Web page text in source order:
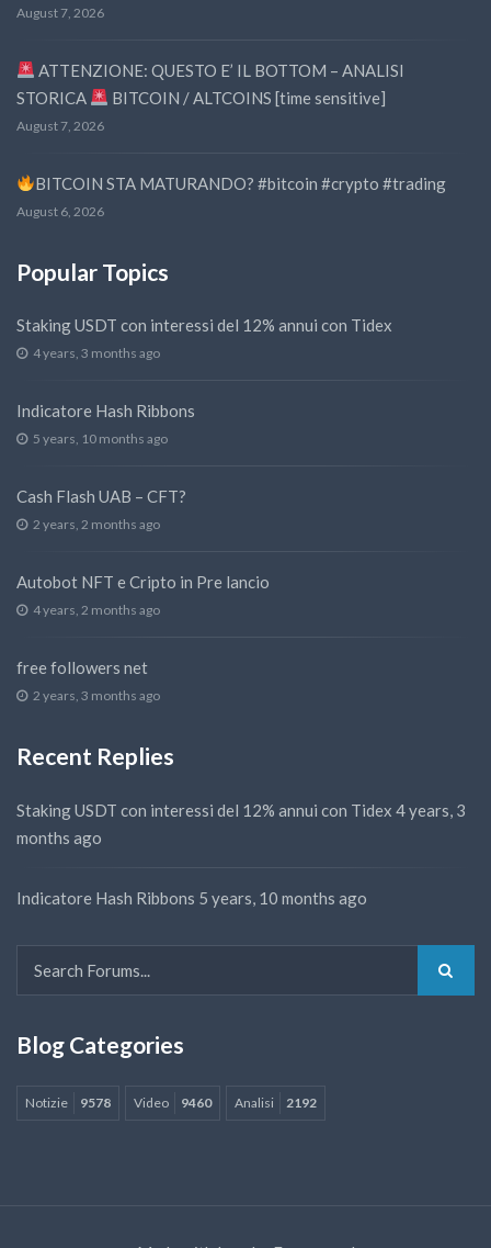
August 7, 2026
ATTENZIONE: QUESTO E’ IL BOTTOM – ANALISI
STORICA
BITCOIN / ALTCOINS [time sensitive]
August 7, 2026
BITCOIN STA MATURANDO? #bitcoin #crypto #trading
August 6, 2026
Popular Topics
Staking USDT con interessi del 12% annui con Tidex
4 years, 3 months ago
Indicatore Hash Ribbons
5 years, 10 months ago
Cash Flash UAB – CFT?
2 years, 2 months ago
Autobot NFT e Cripto in Pre lancio
4 years, 2 months ago
free followers net
2 years, 3 months ago
Recent Replies
Staking USDT con interessi del 12% annui con Tidex 4 years, 3
months ago
Indicatore Hash Ribbons 5 years, 10 months ago
Blog Categories
Notizie 9578 Video 9460 Analisi 2192